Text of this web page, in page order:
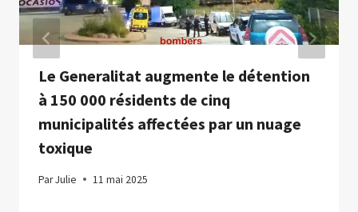
Le Generalitat augmente le détention
à 150 000 résidents de cinq
municipalités affectées par un nuage
toxique
ParJulie 11 mai 2025